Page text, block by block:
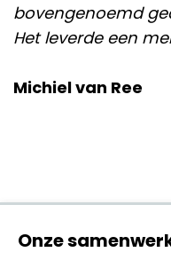
bovengenoemd
Het leverde een
Michiel van Ree
Onze